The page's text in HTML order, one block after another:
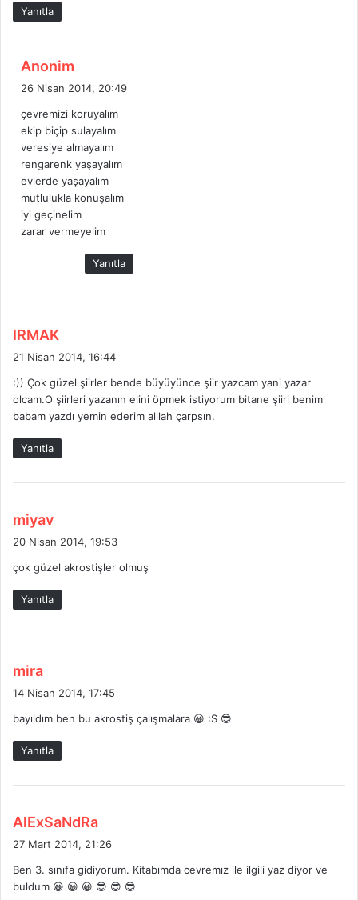
Yanıtla
Anonim
e
i
k
i
:
26 Nisan 2014, 20:49
çevremizi koruyalım
ekip biçip sulayalım
veresiye almayalım
rengarenk yaşayalım
evlerde yaşayalım
mutlulukla konuşalım
iyi geçinelim
zarar vermeyelim
Yanıtla
IRMAK
e
i
k
i
:
21 Nisan 2014, 16:44
:)) Çok güzel şiirler bende büyüyünce şiir yazcam yani yazar
olcam.O şiirleri yazanın elini öpmek istiyorum bitane şiiri benim
babam yazdı yemin ederim alllah çarpsın.
Yanıtla
miyav
i
k
i
20 Nisan 2014, 19:53
çok güzel akrostişler olmuş
Yanıtla
mira
i
k
i
14 Nisan 2014, 17:45
bayıldım ben bu akrostiş çalışmalara 😀 :S 😎
Yanıtla
AlExSaNdRa
e
i
k
27 Mart 2014, 21:26
Ben 3. sınıfa gidiyorum. Kitabımda cevremız ile ilgili yaz diyor ve
buldum 😀 😀 😀 😎 😎 😎